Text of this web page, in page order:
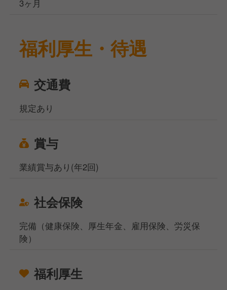
3ヶ月
福利厚生・待遇
交通費
規定あり
賞与
業績賞与あり(年2回)
社会保険
完備（健康保険、厚生年金、雇用保険、労災保
険）
福利厚生